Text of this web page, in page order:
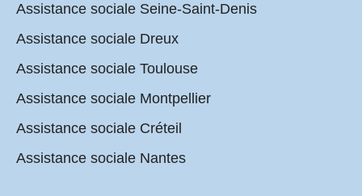
Assistance sociale Seine-Saint-Denis
Assistance sociale Dreux
Assistance sociale Toulouse
Assistance sociale Montpellier
Assistance sociale Créteil
Assistance sociale Nantes